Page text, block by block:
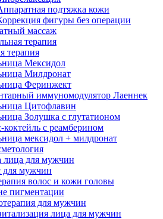
подтяжка кожи
фигуры без операции
массаж
терапия
терапия
Мексидол
Милдронат
Феринжект
иммуномодулятор Лаеннек
Цитофлавин
Золушка с глутатионом
коктейль с реамберином
мексидол + милдронат
лица для мужчин
для мужчин
волос и кожи головы
пигментации
для мужчин
лица для мужчин